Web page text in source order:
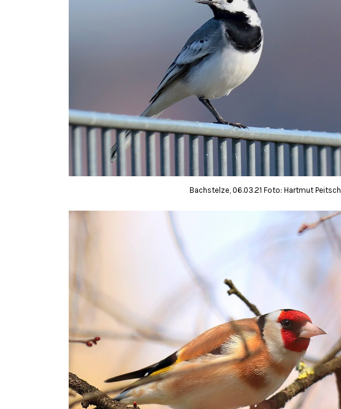
Bachstelze, 06.03.21 Foto: Hartmut Peitsch